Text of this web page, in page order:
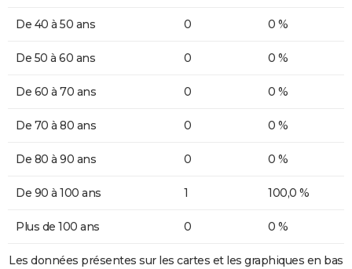
De 40 à 50 ans 0 0 %
De 50 à 60 ans 0 0 %
De 60 à 70 ans 0 0 %
De 70 à 80 ans 0 0 %
De 80 à 90 ans 0 0 %
De 90 à 100 ans 1 100,0 %
Plus de 100 ans 0 0 %
Les données présentes sur les cartes et les graphiques en bas